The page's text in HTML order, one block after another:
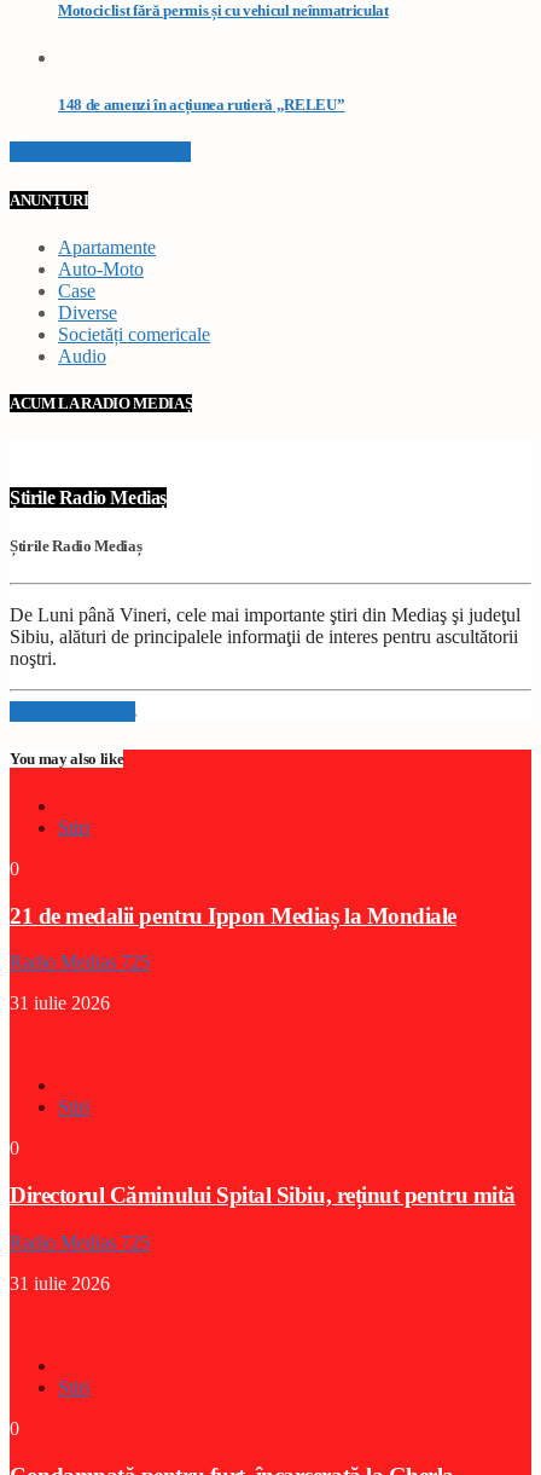
Motociclist fără permis și cu vehicul neînmatriculat
148 de amenzi în acțiunea rutieră „RELEU”
ANUNȚURI
Apartamente
Auto-Moto
Case
Diverse
Societăți comericale
Audio
ACUM LA RADIO MEDIAȘ
Știrile Radio Mediaș
Știrile Radio Mediaș
De Luni până Vineri, cele mai importante ştiri din Mediaş şi judeţul
Sibiu, alături de principalele informaţii de interes pentru ascultătorii
noştri.
Info and episodes
You may also like
Stiri
0
21 de medalii pentru Ippon Mediaș la Mondiale
Radio Medias 725
31 iulie 2026
Stiri
0
Directorul Căminului Spital Sibiu, reținut pentru mită
Radio Medias 725
31 iulie 2026
Stiri
0